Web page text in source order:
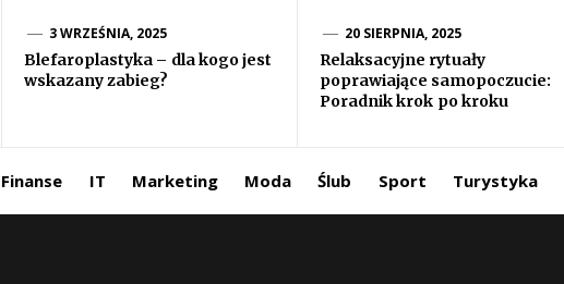
Informacje ze
świata
Centermedia.pl
3 WRZEŚNIA, 2025
Blefaroplastyka – dla kogo jest
wskazany zabieg?
20 SIERPNIA, 2025
Relaksacyjne rytuały
poprawiające samopoczucie:
Poradnik krok po kroku
Finanse IT Marketing Moda Ślub Sport Turystyka